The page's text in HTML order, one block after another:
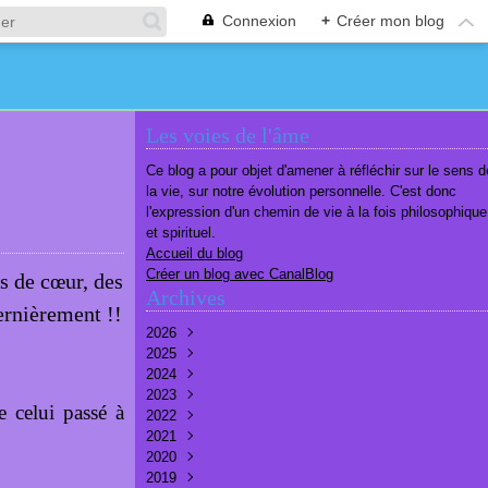
Connexion + Créer mon blog
de cœur, des
!!
celui passé à
Les voies de l'âme
Ce blog a pour objet d'amener à réfléchir sur le sens
la vie, sur notre évolution personnelle. C'est donc
l'expression d'un chemin de vie à la fois philosophique
et spirituel.
Accueil du blog
Créer un blog avec CanalBlog
Archives
2026
Août
Juillet
Juin
Mai(7)
Avril
Mars
Février
2025
Décembre
Novembre
Octobre
Septembre
Août
Juillet
2024
Décembre
Novembre
Octobre
Septembre
Août
2023
Décembre
Novembre
Octobre
Septembre
2022
Décembre
Septembre
Août
2021
Décembre
Novembre
2020
Décembre
2019